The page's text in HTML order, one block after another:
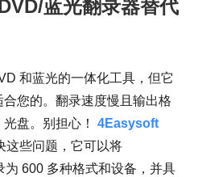
蓝光翻录器替代
和蓝光的一体化工具，但它
您的。翻录速度慢且输出格
盘。别担心！ 4Easysoft
这些问题，它可以将
为 600 多种格式和设备，并具